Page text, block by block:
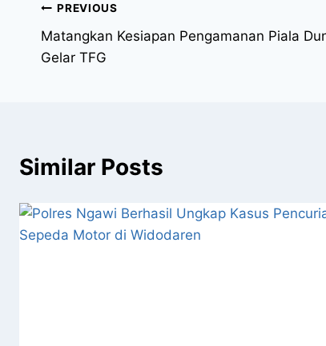
PREVIOUS
Matangkan Kesiapan Pengamanan Piala
Gelar TFG
Similar Posts